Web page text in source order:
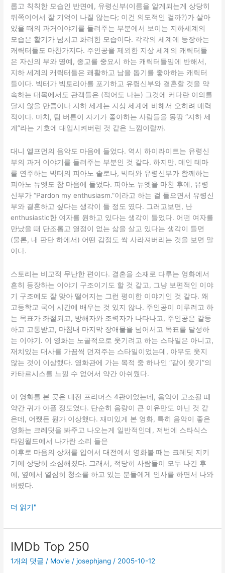
롭고 칙칙한 모습인 반면에, 유령신부(이름을 알게되는게 상당히
뒤쪽이어서 잘 기억이 나질 않는다; 이건 의도적인 걸까?)가 살아
있을 때의 과거이야기를 들려주는 부분에서 보이는 지하세계의
모습은 활기가 넘치고 화려한 모습이다. 각각의 세계에 등장하는
캐릭터들도 마찬가지다. 주인공을 제외한 지상 세계의 캐릭터들
은 자신의 부와 명예, 종교를 중요시 하는 캐릭터들임에 반해서,
지하 세계의 캐릭터들은 쾌활하고 남을 돕기를 좋아하는 캐릭터
들이다. 빅터가 빅토리아를 포기하고 유령신부와 결혼할 것을 약
속하는 대목에서도 관객들은 (적어도 나는) 그것에 커다란 이의를
달지 않을 만큼이나 지하 세계는 지상 세계에 비해서 오히려 매력
적이다. 마치, 팀 버튼이 자기가 좋아하는 사람들을 몽땅 “지하 세
계”라는 기호에 대입시켜버린 것 같은 느낌이랄까.
대니 엘프먼의 음악도 마음에 들었다. 역시 하이라이트는 유령신
부의 과거 이야기를 들려주는 부분인 것 같다. 하지만, 메인 테마
를 연주하는 빅터의 피아노 솔로나, 빅터와 유령신부가 함께하는
피아노 듀엣도 참 마음에 들었다. 피아노 듀엣을 마친 후에, 유령
신부가 “Pardon my enthusiasm.”이라고 하는 걸 들으면서 유령신
부와 결혼하고 싶다는 생각이 들 정도 였다. 그러고보면, 난
enthusiastic한 여자를 원하고 있다는 생각이 들었다. 어떤 여자를
만났을 때 단조롭고 열정이 없는 삶을 살고 있다는 생각이 들면
(물론, 내 판단 하에서) 어떤 감정도 싹 사라져버리는 것을 보면 말
이다.
스토리는 비교적 무난한 편이다. 결혼을 소재로 다루는 영화에서
흔히 등장하는 이야기 구조이기도 할 것 같고, 그냥 보편적인 이야
기 구조에도 잘 맞아 떨어지는 그런 평이한 이야기인 것 같다. 왜
고등학교 국어 시간에 배우는 것 있지 않나. 주인공이 이루려고 하
는 목표가 좌절되고, 방해자와 조력자가 나타나고, 주인공은 갈등
하고 고통받고, 마침내 마지막 장애물을 넘어서고 목표를 달성하
는 이야기. 이 영화는 노골적으로 웃기려고 하는 스타일은 아니고,
재치있는 대사를 가끔씩 던져주는 스타일이었는데, 아무도 웃지
않는 것이 이상했다. 영화관에 가는 목적 중 하나인 “같이 웃기”의
카타르시스를 느낄 수 없어서 약간 아쉬웠다.
이 영화를 본 곳은 대전 프리머스 4관이었는데, 음악이 고조될 때
약간 귀가 아플 정도였다. 단순히 음량이 큰 이유만도 아닌 것 같
은데, 어쨌든 뭔가 이상했다. 재미있게 본 영화, 특히 음악이 좋은
영화는 크레딧을 봐주고 나오는게 일반적인데, 저번에 스타식스
타임월드에서 나가란 소리 들은
이후로 마음의 상처를 입어서 대전에서 영화볼 때는 크레딧 지키
기에 상당히 소심해졌다. 그래서, 적당히 사람들이 모두 나간 후
에, 옆에서 열심히 청소를 하고 있는 분들에게 인사를 하면서 나와
버렸다.
유
신
Tim
Burton's
더 읽기"
IMDb Top 250
1개의 댓글 / Movie /josephjang/ 2005-10-12